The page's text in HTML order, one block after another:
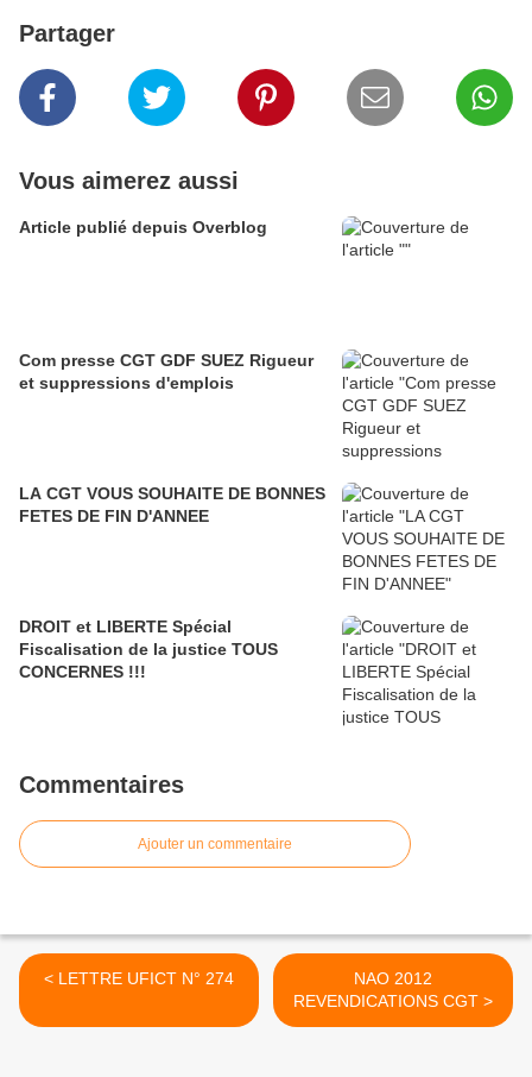
Partager
Vous aimerez aussi
Article publié depuis Overblog
Com presse CGT GDF SUEZ Rigueur
et suppressions d'emplois
LA CGT VOUS SOUHAITE DE BONNES
FETES DE FIN D'ANNEE
DROIT et LIBERTE Spécial
Fiscalisation de la justice TOUS
CONCERNES !!!
Commentaires
Ajouter un commentaire
< LETTRE UFICT N° 274
NAO 2012
REVENDICATIONS CGT >